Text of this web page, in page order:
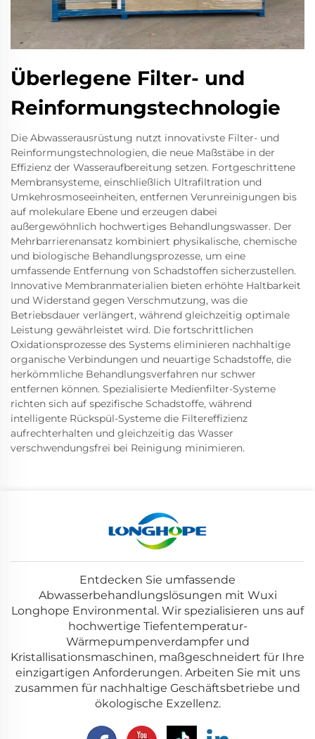
Überlegene Filter- und
Reinformungstechnologie
Die Abwasserausrüstung nutzt innovativste Filter- und
Reinformungstechnologien, die neue Maßstäbe in der
Effizienz der Wasseraufbereitung setzen. Fortgeschrittene
Membransysteme, einschließlich Ultrafiltration und
Umkehrosmoseeinheiten, entfernen Verunreinigungen bis
auf molekulare Ebene und erzeugen dabei
außergewöhnlich hochwertiges Behandlungswasser. Der
Mehrbarrierenansatz kombiniert physikalische, chemische
und biologische Behandlungsprozesse, um eine
umfassende Entfernung von Schadstoffen sicherzustellen.
Innovative Membranmaterialien bieten erhöhte Haltbarkeit
und Widerstand gegen Verschmutzung, was die
Betriebsdauer verlängert, während gleichzeitig optimale
Leistung gewährleistet wird. Die fortschrittlichen
Oxidationsprozesse des Systems eliminieren nachhaltige
organische Verbindungen und neuartige Schadstoffe, die
herkömmliche Behandlungsverfahren nur schwer
entfernen können. Spezialisierte Medienfilter-Systeme
richten sich auf spezifische Schadstoffe, während
intelligente Rückspül-Systeme die Filtereffizienz
aufrechterhalten und gleichzeitig das Wasser
verschwendungsfrei bei Reinigung minimieren.
Entdecken Sie umfassende
Abwasserbehandlungslösungen mit Wuxi
Longhope Environmental. Wir spezialisieren uns auf
hochwertige Tiefentemperatur-
Wärmepumpenverdampfer und
Kristallisationsmaschinen, maßgeschneidert für Ihre
einzigartigen Anforderungen. Arbeiten Sie mit uns
zusammen für nachhaltige Geschäftsbetriebe und
ökologische Exzellenz.